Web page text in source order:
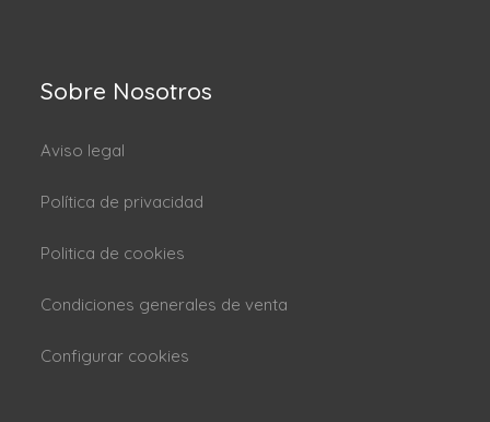
Sobre Nosotros
Aviso legal
Política de privacidad
Politica de cookies
Condiciones generales de venta
Configurar cookies